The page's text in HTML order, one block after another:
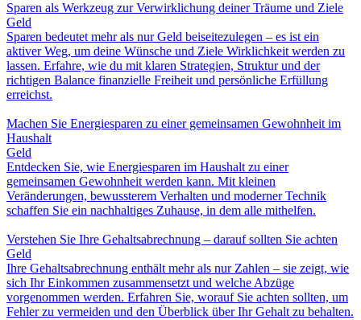
Sparen als Werkzeug zur Verwirklichung deiner Träume und Ziele
Geld
Sparen bedeutet mehr als nur Geld beiseitezulegen – es ist ein
aktiver Weg, um deine Wünsche und Ziele Wirklichkeit werden zu
lassen. Erfahre, wie du mit klaren Strategien, Struktur und der
richtigen Balance finanzielle Freiheit und persönliche Erfüllung
erreichst.
Machen Sie Energiesparen zu einer gemeinsamen Gewohnheit im
Haushalt
Geld
Entdecken Sie, wie Energiesparen im Haushalt zu einer
gemeinsamen Gewohnheit werden kann. Mit kleinen
Veränderungen, bewussterem Verhalten und moderner Technik
schaffen Sie ein nachhaltiges Zuhause, in dem alle mithelfen.
Verstehen Sie Ihre Gehaltsabrechnung – darauf sollten Sie achten
Geld
Ihre Gehaltsabrechnung enthält mehr als nur Zahlen – sie zeigt, wie
sich Ihr Einkommen zusammensetzt und welche Abzüge
vorgenommen werden. Erfahren Sie, worauf Sie achten sollten, um
Fehler zu vermeiden und den Überblick über Ihr Gehalt zu behalten.